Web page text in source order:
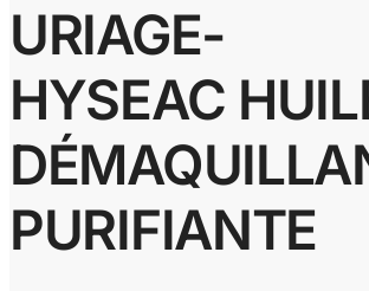
URIAGE-
HYSEAC
PURIFIANTE